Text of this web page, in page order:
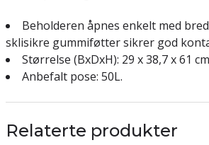
Beholderen åpnes enkelt med
sklisikre gummiføtter sikrer god
Størrelse (BxDxH): 29 x 38,7 x 61 cm
Anbefalt pose: 50L.
Relaterte produkter